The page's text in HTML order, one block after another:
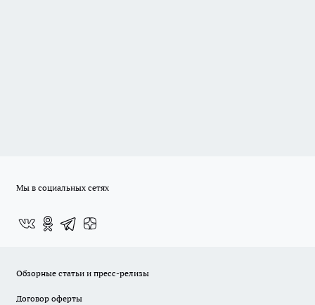
Мы в социальных сетях
Обзорные статьи и пресс-релизы
Договор оферты